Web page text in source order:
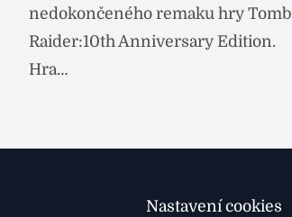
nedokončeného remaku hry Tomb
Raider:10th Anniversary Edition.
Hra…
Nastavení cookies